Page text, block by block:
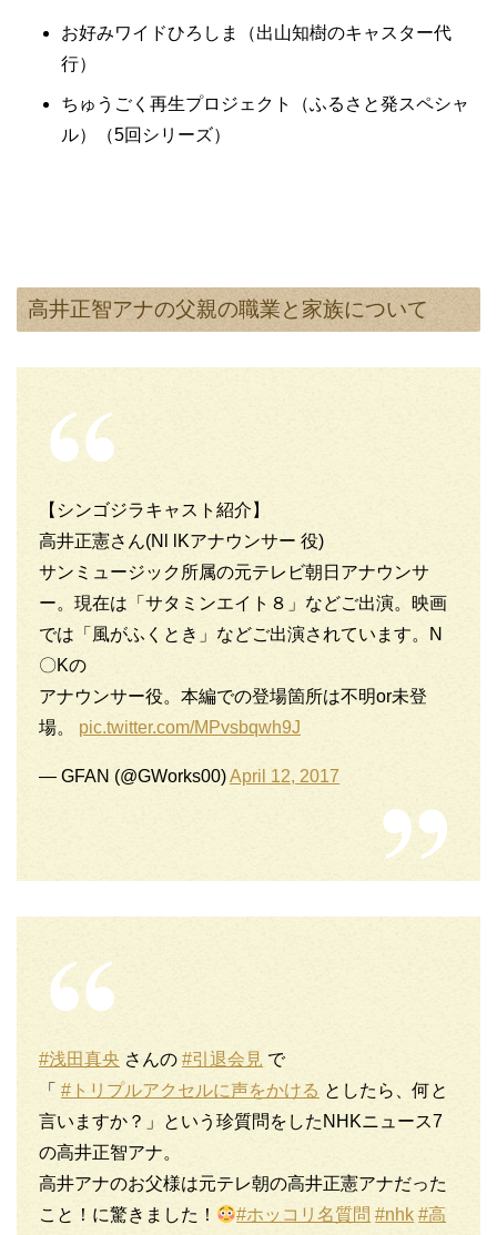
お好みワイドひろしま（出山知樹のキャスター代
行）
ちゅうごく再生プロジェクト（ふるさと発スペシャ
ル）（5回シリーズ）
高井正智アナの父親の職業と家族について
【シンゴジラキャスト紹介】
高井正憲さん(Nl lKアナウンサー 役)
サンミュージック所属の元テレビ朝日アナウンサ
ー。現在は「サタミンエイト８」などご出演。映画
では「風がふくとき」などご出演されています。N
〇Kの
アナウンサー役。本編での登場箇所は不明or未登
場。 pic.twitter.com/MPvsbqwh9J
— GFAN (@GWorks00)April 12, 2017
#浅田真央 さんの #引退会見 で
「 #トリプルアクセルに声をかける としたら、何と
言いますか？」という珍質問をしたNHKニュース7
の高井正智アナ。
高井アナのお父様は元テレ朝の高井正憲アナだった
こと！に驚きました！
#ホッコリ名質問 #nhk #高